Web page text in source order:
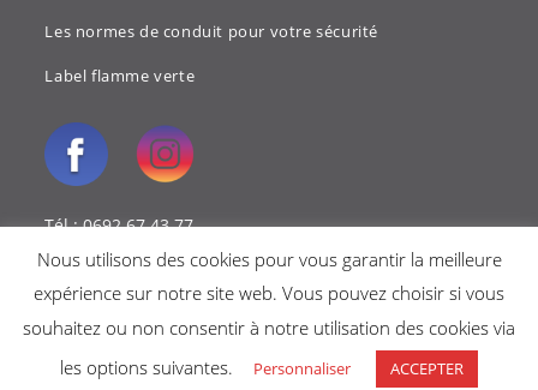
Les normes de conduit pour votre sécurité
Label flamme verte
Tél : 0692 67 43 77
Copyright 2018 - Cheminées reunion -Mentions légales-Politique de
Nous utilisons des cookies pour vous garantir la meilleure
expérience sur notre site web. Vous pouvez choisir si vous
souhaitez ou non consentir à notre utilisation des cookies via
les options suivantes.
Personnaliser ACCEPTER